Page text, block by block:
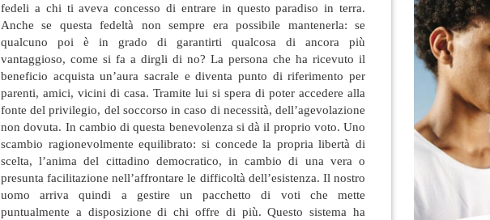
fedeli a chi ti aveva concesso di entrare in questo paradiso in terra.
Anche se questa fedeltà non sempre era possibile mantenerla: se
qualcuno poi è in grado di garantirti qualcosa di ancora più
vantaggioso, come si fa a dirgli di no? La persona che ha ricevuto il
beneficio acquista un’aura sacrale e diventa punto di riferimento per
parenti, amici, vicini di casa. Tramite lui si spera di poter accedere alla
fonte del privilegio, del soccorso in caso di necessità, dell’agevolazione
non dovuta. In cambio di questa benevolenza si dà il proprio voto. Uno
scambio ragionevolmente equilibrato: si concede la propria libertà di
scelta, l’anima del cittadino democratico, in cambio di una vera o
presunta facilitazione nell’affrontare le difficoltà dell’esistenza. Il nostro
uomo arriva quindi a gestire un pacchetto di voti che mette
puntualmente a disposizione di chi offre di più. Questo sistema ha